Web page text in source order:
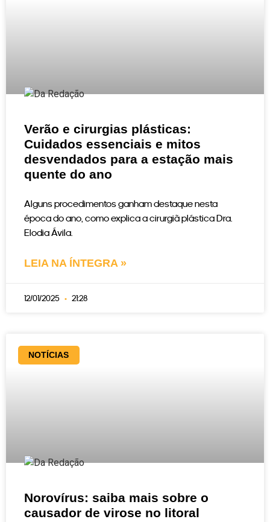
Verão e cirurgias plásticas:
Cuidados essenciais e mitos
desvendados para a estação mais
quente do ano
Alguns procedimentos ganham destaque nesta
época do ano, como explica a cirurgiã plástica Dra.
Elodia Ávila.
LEIA NA ÍNTEGRA »
12/01/2025 21:28
NOTÍCIAS
Norovírus: saiba mais sobre o
causador de virose no litoral